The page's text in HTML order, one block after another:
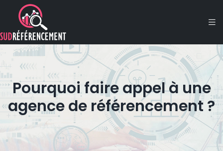
Pourquoi faire appel à une
agence de référencement ?